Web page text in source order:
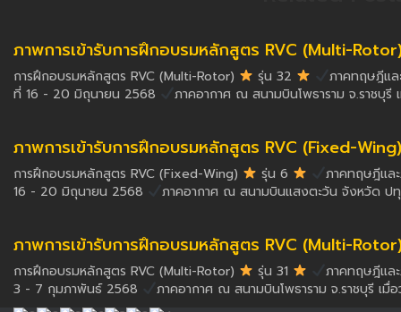
ภาพการเข้ารับการฝึกอบรมหลักสูตร RVC (Multi-
การฝึกอบรมหลักสูตร RVC (Multi-Rotor) รุ่น 32
ภาคทฤษฎีแ
ที่ 16 - 20 มิถุนายน 2568
ภาคอากาศ ณ สนามบินโพธาราม จ.ราชบุ
ภาพการเข้ารับการฝึกอบรมหลักสูตร RVC (Fixed-
การฝึกอบรมหลักสูตร RVC (Fixed-Wing) รุ่น 6
ภาคทฤษฎีแล
16 - 20 มิถุนายน 2568
ภาคอากาศ ณ สนามบินแสงตะวัน จังหวัด ป
ภาพการเข้ารับการฝึกอบรมหลักสูตร RVC (Multi-
การฝึกอบรมหลักสูตร RVC (Multi-Rotor) รุ่น 31
ภาคทฤษฎีแล
3 - 7 กุมภาพันธ์ 2568
ภาคอากาศ ณ สนามบินโพธาราม จ.ราชบุรี เ